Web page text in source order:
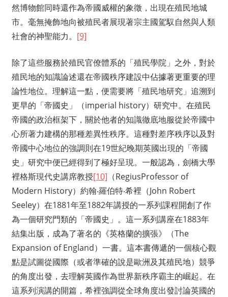
然博物館同時還作為帝國威權的象徵，出現在殖民地城
市。毫無掩飾地向被殖民者展現著宗主國駕馭自然與人類
社會的神聖能力。 [9]
除了這些服務於殖民官僚體系的「殖民學院」之外，對於
殖民地的知識論述還在帝國秩序建設中佔據著更重要的理
論性地位。理解這一點，便需要將「殖民地研究」追溯到
更早的「帝國史」（imperial history）研究中。在殖民
帝國的政治框架下，關於他者的知識徹底地服從於帝國中
心所著力建構的那種差異性秩序。這種對差序秩序以及對
帝國中心地位的強調則在19世紀晚期英國出現的「帝國
史」研究中便已經得到了極好呈現。一般認為，劍橋大學
裡格斯現代史講席教授[10] （RegiusProfessor of
Modern History）約翰‧羅伯特‧希裡（John Robert
Seeley）在1881年至1882年講授的一系列課程開創了作
為一個研究門類的「帝國史」。這一系列講座在1883年
結集出版，成為了著名的《英格蘭的擴張》（The
Expansion of England）一書。這本書傳遞的一個核心觀
點是試圖從國際（或者準確的說是歐洲及其殖民地）競爭
的角度出發，去理解英國作為世界新秩序霸主的崛起。在
這系列演講的開篇，希裡強調從全球角度出發討論英國的